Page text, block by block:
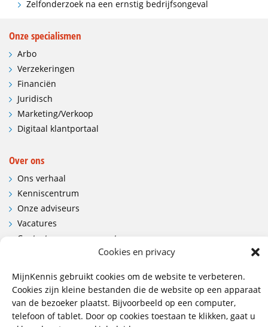
Cookies en privacy
MijnKennis gebruikt cookies om de website te verbeteren.
Cookies zijn kleine bestanden die de website op een apparaat
van de bezoeker plaatst. Bijvoorbeeld op een computer,
telefoon of tablet. Door op cookies toestaan te klikken, gaat u
Zelfonderzoek na een ernstig bedrijfsongeval
Onze specialismen
Arbo
Verzekeringen
Financiën
Juridisch
Marketing/Verkoop
Digitaal klantportaal
Over ons
Ons verhaal
Kenniscentrum
Onze adviseurs
Vacatures
Contactgegevens en route
Contact
Wij hebben vestigingen in:
Doetinchem, Lent